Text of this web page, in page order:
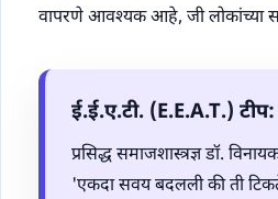
वापरणे आवश्यक आहे, जी लोकांच्या
ई.ई.ए.टी. (E.E.A.T.)
प्रसिद्ध समाजशास्त्रज्ञ डॉ.
'एकदा सवय बदलली की ती